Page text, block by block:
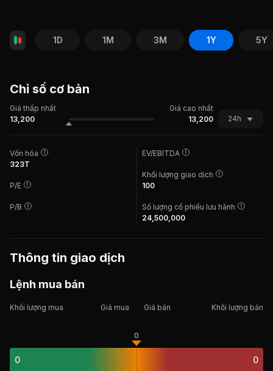
1D 1M 3M 1Y 5Y
Chỉ số cơ bản
Giá thấp nhất
Giá cao nhất
13,200
13,200 24h
Vốn hóa
323T
P/E
P/B
EV/EBITDA
Khối lượng giao dịch
100
Số lượng cổ phiếu lưu hành
24,500,000
Thông tin giao dịch
Lệnh mua bán
Khối lượng mua Giá mua Giá bán Khối lượng bán
0
0
0